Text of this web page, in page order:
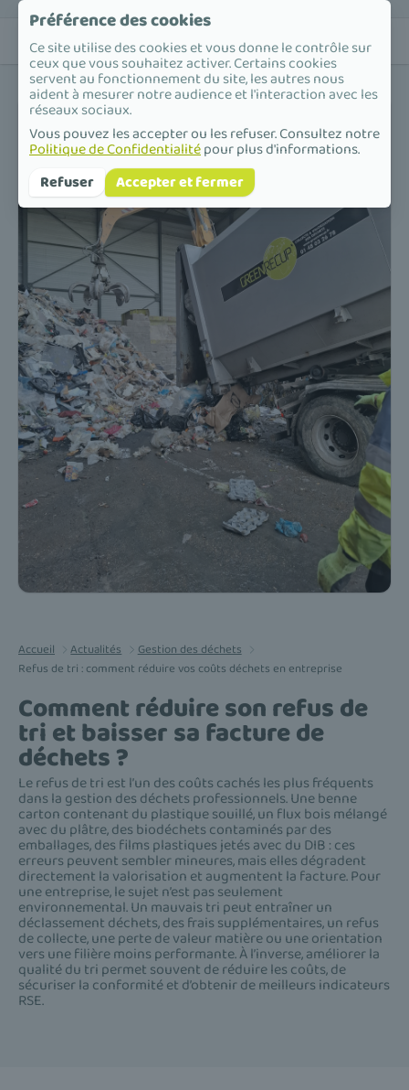
Accueil Actualités
Gestion des déchets
Refus de tri : comment réduire vos coûts déchets en entreprise
Comment réduire son refus de
tri et baisser sa facture de
déchets ?
Le refus de tri est l’un des coûts cachés les plus fréquents
dans la gestion des déchets professionnels. Une benne
carton contenant du plastique souillé, un flux bois mélangé
avec du plâtre, des biodéchets contaminés par des
emballages, des films plastiques jetés avec du DIB : ces
erreurs peuvent sembler mineures, mais elles dégradent
directement la valorisation et augmentent la facture. Pour
une entreprise, le sujet n’est pas seulement
environnemental. Un mauvais tri peut entraîner un
déclassement déchets, des frais supplémentaires, un refus
de collecte, une perte de valeur matière ou une orientation
vers une filière moins performante. À l’inverse, améliorer la
qualité du tri permet souvent de réduire les coûts, de
sécuriser la conformité et d’obtenir de meilleurs indicateurs
RSE.
Préférence des cookies
Ce site utilise des cookies et vous donne le contrôle sur
ceux que vous souhaitez activer. Certains cookies
servent au fonctionnement du site, les autres nous
aident à mesurer notre audience et l'interaction avec les
réseaux sociaux.
Vous pouvez les accepter ou les refuser. Consultez notre
Politique de Confidentialitépour plus d'informations.
Refuser
Accepter et fermer